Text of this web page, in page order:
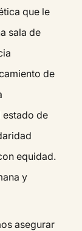
que le
sala de
de
de
equidad.
y
asegurar